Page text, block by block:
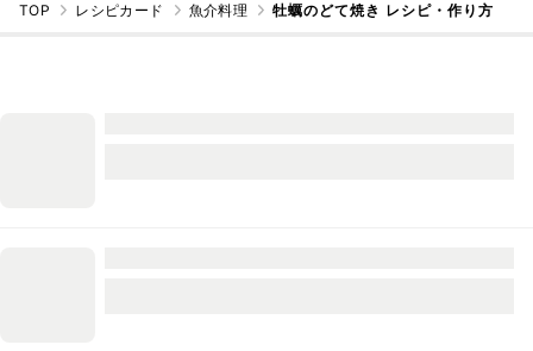
TOP レシピカード 魚介料理 牡蠣のどて焼き レシピ・作り方